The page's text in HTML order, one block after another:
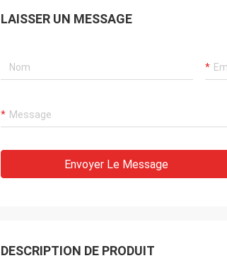
LAISSER UN MESSAGE
Envoyer Le Message
DESCRIPTION DE PRODUIT